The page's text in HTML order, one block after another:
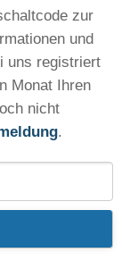
zur
und
uns registriert
Monat Ihren
nicht
.